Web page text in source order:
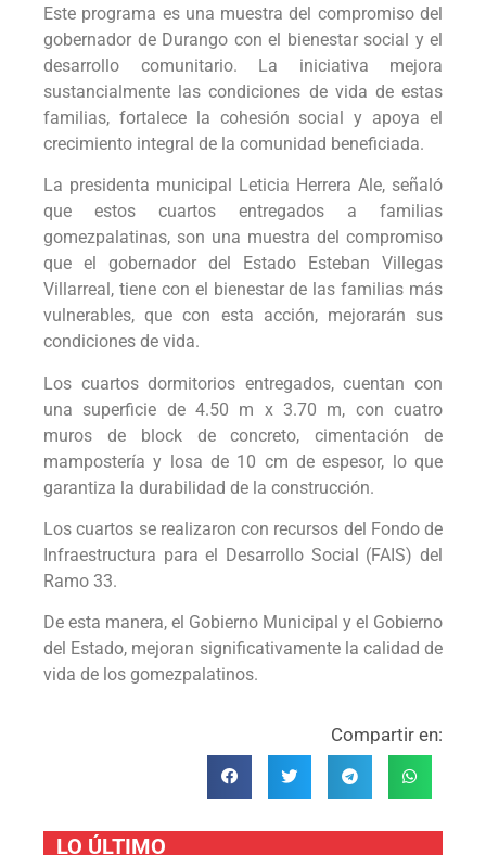
Este programa es una muestra del compromiso del
gobernador de Durango con el bienestar social y el
desarrollo comunitario. La iniciativa mejora
sustancialmente las condiciones de vida de estas
familias, fortalece la cohesión social y apoya el
crecimiento integral de la comunidad beneficiada.
La presidenta municipal Leticia Herrera Ale, señaló
que estos cuartos entregados a familias
gomezpalatinas, son una muestra del compromiso
que el gobernador del Estado Esteban Villegas
Villarreal, tiene con el bienestar de las familias más
vulnerables, que con esta acción, mejorarán sus
condiciones de vida.
Los cuartos dormitorios entregados, cuentan con
una superficie de 4.50 m x 3.70 m, con cuatro
muros de block de concreto, cimentación de
mampostería y losa de 10 cm de espesor, lo que
garantiza la durabilidad de la construcción.
Los cuartos se realizaron con recursos del Fondo de
Infraestructura para el Desarrollo Social (FAIS) del
Ramo 33.
De esta manera, el Gobierno Municipal y el Gobierno
del Estado, mejoran significativamente la calidad de
vida de los gomezpalatinos.
Compartir en:
LO ÚLTIMO